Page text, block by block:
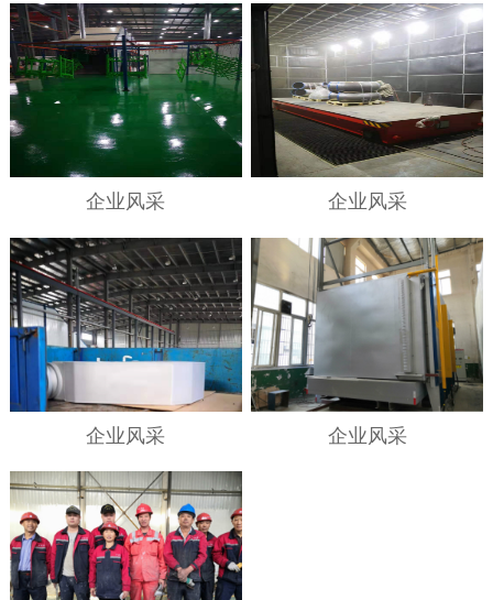
企业风采 企业风采
企业风采 企业风采